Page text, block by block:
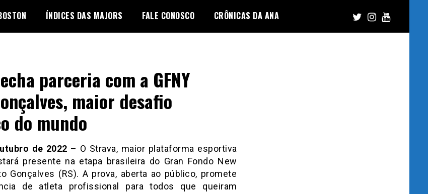
ÍNDICES DAS MAJORS FALE CONOSCO CRÔNICAS DA ANA
parceria com a GFNY
maior desafio
do mundo
de 2022 – O Strava, maior plataforma esportiva
presente na etapa brasileira do Gran Fondo New
Gonçalves (RS). A prova, aberta ao público, promete
de atleta profissional para todos que queiram